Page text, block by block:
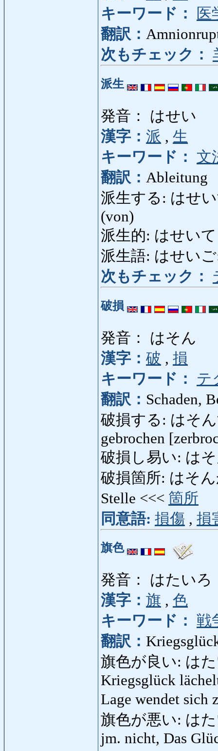
キーワード：
医
翻訳：
次もチェック：
派生
発音： はせい
漢字： 派 , 生
キーワード：
文
翻訳： Ableitung
派生する: はせい
(von)
派生的: はせい
派生語: はせいご
次もチェック：
破損
発音： はそん
漢字： 破 , 損
キーワード：
テ
翻訳： Schaden,
破損する: はそん
gebrochen
破損し易い: は
破損箇所: はそん
Stelle <<< 箇所
同意語: 損傷 , 損
旗色
発音： はたいろ
漢字： 旗 , 色
キーワード： 戦
翻訳：
旗色が良い: は
Kriegsglück
Lage wendet sich
旗色が悪い: は
jm. nicht, Das